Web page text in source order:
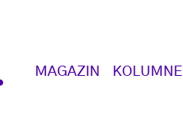
Main navigation
MAGAZIN KOLUMNE